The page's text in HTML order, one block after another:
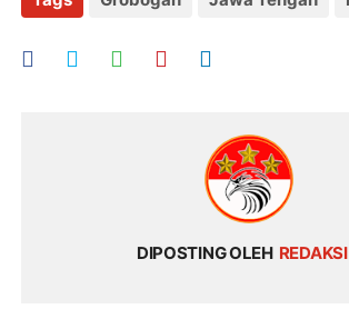
DIPOSTING OLEH REDAKSI